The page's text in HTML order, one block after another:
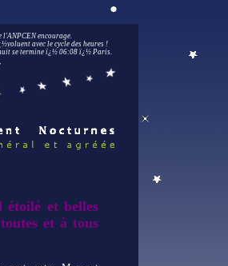
encourage.
avec le cycle des heures !
se termine ï¿½ 06:08 ï¿½ Paris.
et belles
et à tous